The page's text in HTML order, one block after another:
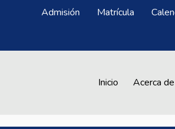
Menú Superior
Admisión Matrícula
Main navigation
Inicio Acerca